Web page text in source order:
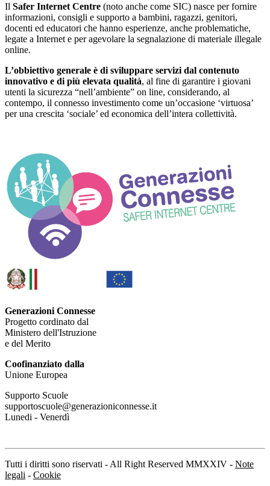
Il Safer Internet Centre (noto anche come SIC) nasce per fornire
informazioni, consigli e supporto a bambini, ragazzi, genitori,
docenti ed educatori che hanno esperienze, anche problematiche,
legate a Internet e per agevolare la segnalazione di materiale illegale
online.
L’obbiettivo generale è di sviluppare servizi dal contenuto
innovativo e di più elevata qualità, al fine di garantire i giovani
utenti la sicurezza “nell’ambiente” on line, considerando, al
contempo, il connesso investimento come un’occasione ‘virtuosa’
per una crescita ‘sociale’ ed economica dell’intera collettività.
Generazioni Connesse
Progetto cordinato dal
Ministero dell'Istruzione
e del Merito
Coofinanziato dalla
Unione Europea
Supporto Scuole
supportoscuole@generazioniconnesse.it
Lunedi - Venerdì
Tutti i diritti sono riservati - All Right Reserved MMXXIV - Note
legali - Cookie